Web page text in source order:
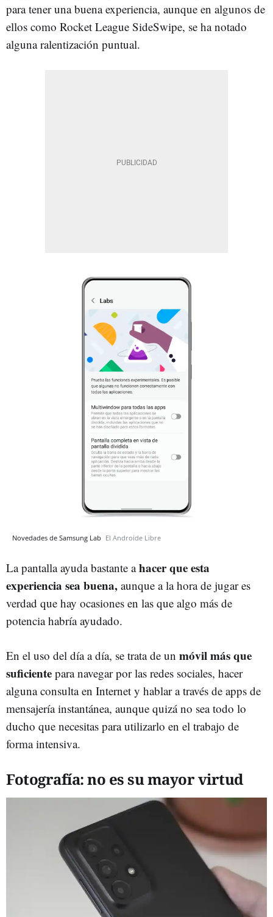
para tener una buena experiencia, aunque en algunos de
ellos como Rocket League SideSwipe, se ha notado
alguna ralentización puntual.
Novedades de Samsung Lab El Androide Libre
La pantalla ayuda bastante ahacer que esta
experiencia sea buena, aunque a la hora de jugar es
verdad que hay ocasiones en las que algo más de
potencia habría ayudado.
En el uso del día a día, se trata de un móvil más que
suficiente para navegar por las redes sociales, hacer
alguna consulta en Internet y hablar a través de apps de
mensajería instantánea, aunque quizá no sea todo lo
ducho que necesitas para utilizarlo en el trabajo de
forma intensiva.
Fotografía: no es su mayor virtud